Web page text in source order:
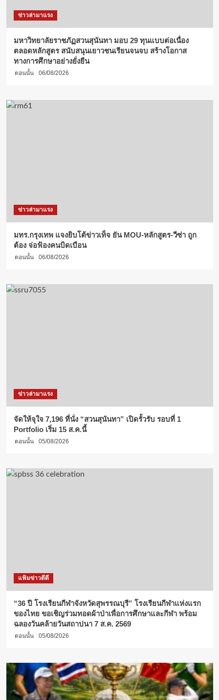
ข่าวล่ามาแรง
มหาวิทยาลัยราชภัฏสวนสุนันทา มอบ 29 ทุนแบบต่อเนื่อง
ตลอดหลักสูตร สนับสนุนเยาวชนเรียนจนจบ สร้างโอกาส
ทางการศึกษาอย่างยั่งยืน
ตอนนั้น 06/08/2026
ข่าวล่ามาแรง
มทร.กรุงเทพ แจงยิบโต้ข่าวเท็จ ยัน MOU-หลักสูตร-วีซ่า ถูก
ต้อง จ่อฟ้องคนบิดเบือน
ตอนนั้น 06/08/2026
ข่าวล่ามาแรง
จัดให้จุใจ 7,196 ที่นั่ง “สวนสุนันทา” เปิดรั้วรับ รอบที่ 1
Portfolio เริ่ม 15 ส.ค.นี้
ตอนนั้น 05/08/2026
แฟ้มข่าวดีดี
“36 ปี โรงเรียนกีฬาจังหวัดสุพรรณบุรี” โรงเรียนกีฬาแห่งแรก
ของไทย ขอเชิญร่วมทอดผ้าป่าเพื่อการศึกษาและกีฬา พร้อม
ฉลองวันคล้ายวันสถาปนา 7 ส.ค. 2569
ตอนนั้น 05/08/2026